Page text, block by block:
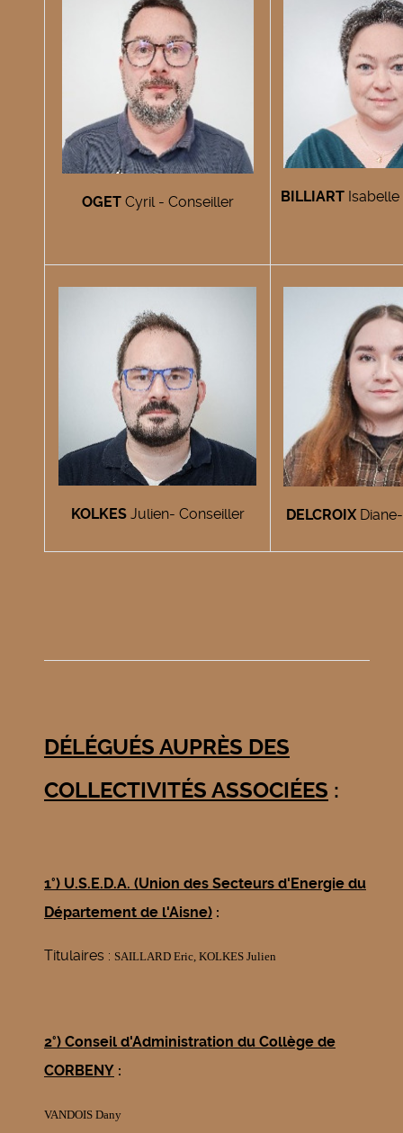
OGET Cyril - Conseiller BILLIARTIsabelle
KOLKESJulien- Conseiller DELCROIX
DÉLÉGUÉS AUPRÈS DES
COLLECTIVITÉS ASSOCIÉES :
1°) U.S.E.D.A. (Union des Secteurs d'Energie du
Département de l'Aisne) :
Titulaires : SAILLARD Eric, KOLKES Julien
2°) Conseil d'Administration du Collège de
CORBENY :
VANDOIS Dany